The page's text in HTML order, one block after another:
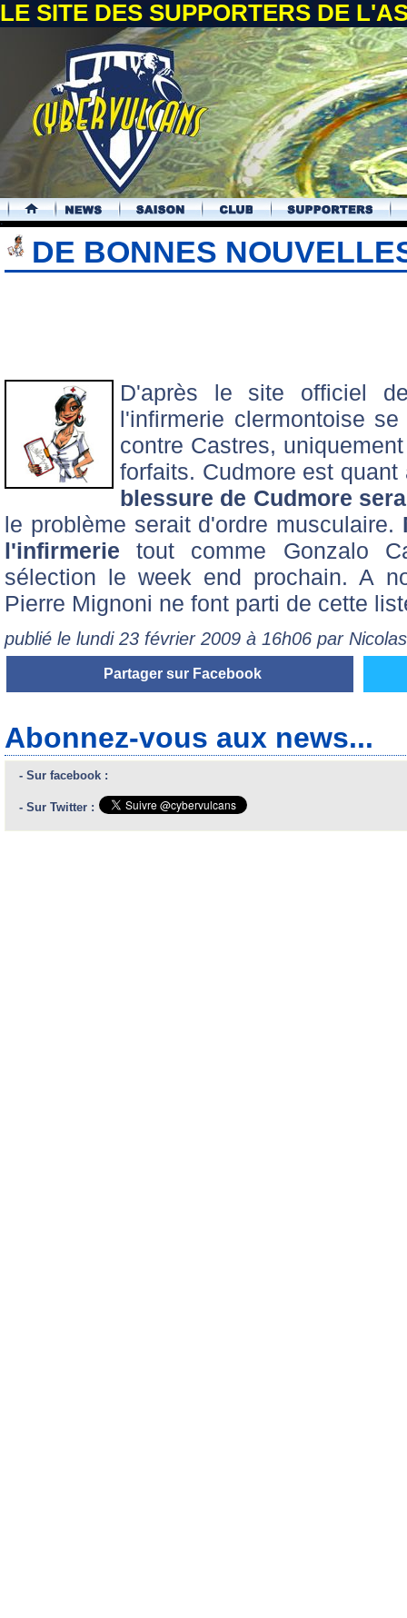
LE SITE DES SUPPORTERS DE
.
DE BONNES
D'après le site officiel
l'infirmerie clermontoise
contre Castres,
forfaits. Cudmore est
blessure de Cudmore
le problème serait d'ordre musculaire.
l'infirmerie tout comme Gonzalo
sélection le week end prochain. A
Pierre Mignoni ne font parti de cette
publié le lundi 23 février 2009 à 16h06 par
Partager sur Facebook
Abonnez-vous aux news...
- Sur facebook :
- Sur Twitter :